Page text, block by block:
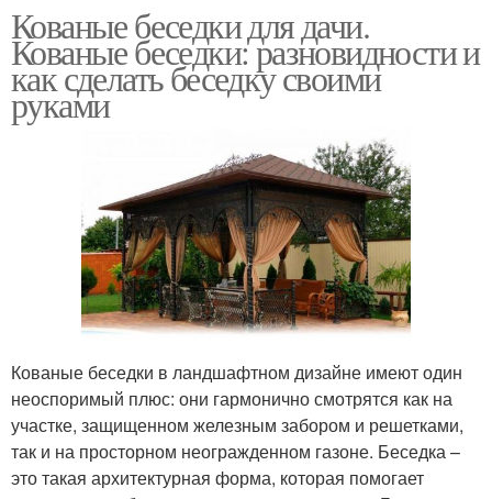
Кованые беседки для дачи.
Кованые беседки: разновидности и
как сделать беседку своими
руками
Кованые беседки в ландшафтном дизайне имеют один
неоспоримый плюс: они гармонично смотрятся как на
участке, защищенном железным забором и решетками,
так и на просторном неогражденном газоне. Беседка –
это такая архитектурная форма, которая помогает